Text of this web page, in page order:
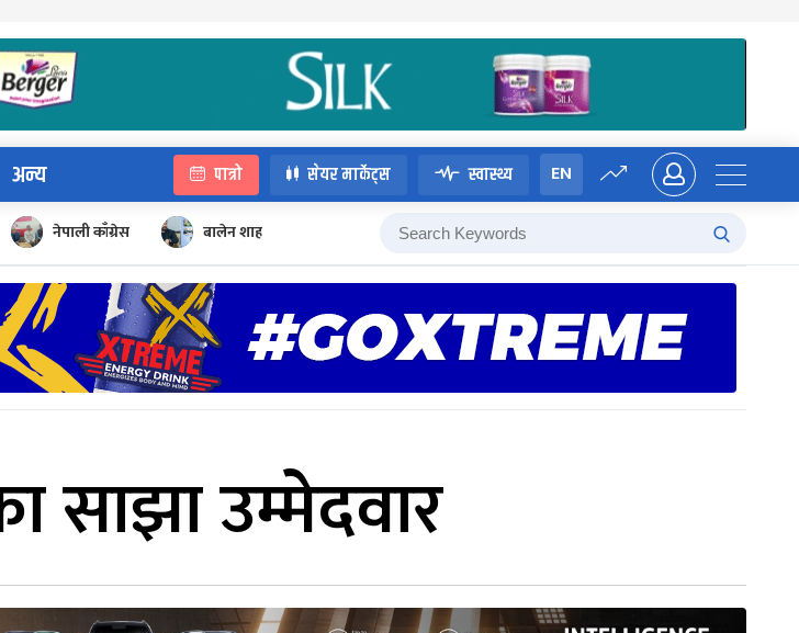
अन्य पात्रो सेयर मार्केट्स स्वास्थ्य EN
नेपाली काँग्रेस बालेन शाह
साझा उम्मेदवार